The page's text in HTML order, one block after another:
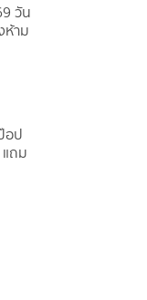
วัน
ห้าม
อป
ถม